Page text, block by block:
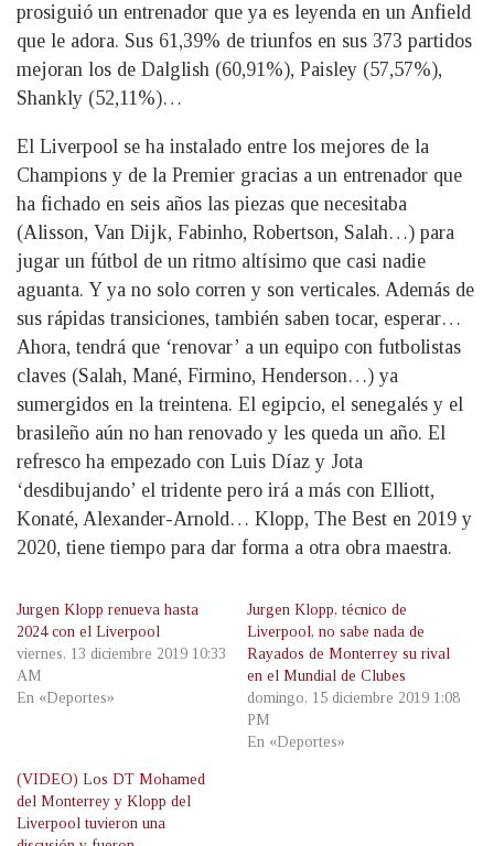
prosiguió un entrenador que ya es leyenda en un Anfield
que le adora. Sus 61,39% de triunfos en sus 373 partidos
mejoran los de Dalglish (60,91%), Paisley (57,57%),
Shankly (52,11%)…
El Liverpool se ha instalado entre los mejores de la
Champions y de la Premier gracias a un entrenador que
ha fichado en seis años las piezas que necesitaba
(Alisson, Van Dijk, Fabinho, Robertson, Salah…) para
jugar un fútbol de un ritmo altísimo que casi nadie
aguanta. Y ya no solo corren y son verticales. Además de
sus rápidas transiciones, también saben tocar, esperar…
Ahora, tendrá que ‘renovar’ a un equipo con futbolistas
claves (Salah, Mané, Firmino, Henderson…) ya
sumergidos en la treintena. El egipcio, el senegalés y el
brasileño aún no han renovado y les queda un año. El
refresco ha empezado con Luis Díaz y Jota
‘desdibujando’ el tridente pero irá a más con Elliott,
Konaté, Alexander-Arnold… Klopp, The Best en 2019 y
2020, tiene tiempo para dar forma a otra obra maestra.
Jurgen Klopp renueva hasta
2024 con el Liverpool
viernes, 13 diciembre 2019 10:33
AM
En «Deportes»
Jurgen Klopp, técnico de
Liverpool, no sabe nada de
Rayados de Monterrey su rival
en el Mundial de Clubes
domingo, 15 diciembre 2019 1:08
PM
En «Deportes»
(VIDEO) Los DT Mohamed
del Monterrey y Klopp del
Liverpool tuvieron una